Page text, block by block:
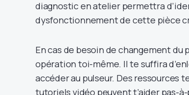
diagnostic en atelier permettra
dysfonctionnement de cette pièce
En cas de besoin de changement du
opération toi-même. Il te suffira
accéder au pulseur. Des ressources
tutoriels vidéo peuvent t’aider pas-